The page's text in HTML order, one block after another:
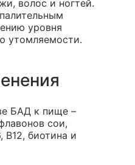
волос и ногтей.
уровня
утомляемости.
БАД к пище –
сои,
В12, биотина и